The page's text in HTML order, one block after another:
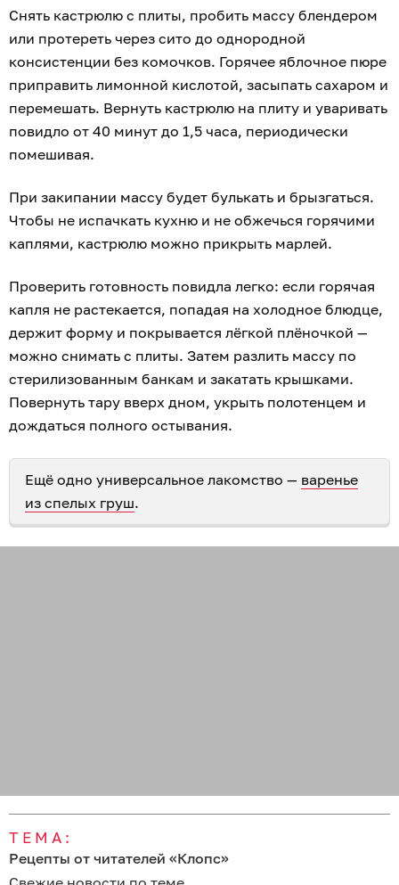
Снять кастрюлю с плиты, пробить массу блендером
или протереть через сито до однородной
консистенции без комочков. Горячее яблочное пюре
приправить лимонной кислотой, засыпать сахаром и
перемешать. Вернуть кастрюлю на плиту и уваривать
повидло от 40 минут до 1,5 часа, периодически
помешивая.
При закипании массу будет булькать и брызгаться.
Чтобы не испачкать кухню и не обжечься горячими
каплями, кастрюлю можно прикрыть марлей.
Проверить готовность повидла легко: если горячая
капля не растекается, попадая на холодное блюдце,
держит форму и покрывается лёгкой плёночкой —
можно снимать с плиты. Затем разлить массу по
стерилизованным банкам и закатать крышками.
Повернуть тару вверх дном, укрыть полотенцем и
дождаться полного остывания.
Ещё одно универсальное лакомство — варенье
из спелых груш.
ТЕМА:
Рецепты от читателей «Клопс»